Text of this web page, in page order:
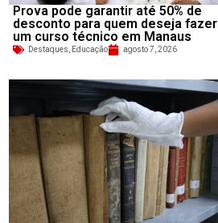
Prova pode garantir até 50% de
desconto para quem deseja fazer
um curso técnico em Manaus
Destaques, Educação agosto 7, 2026